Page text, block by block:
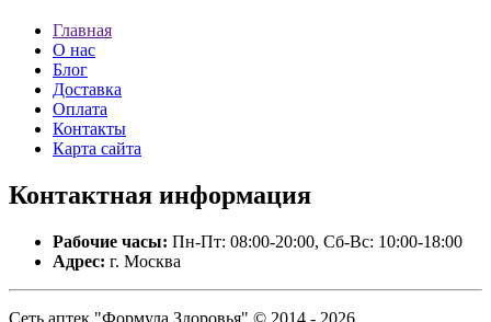
Главная
О нас
Блог
Доставка
Оплата
Контакты
Карта сайта
Контактная информация
Рабочие часы: Пн-Пт: 08:00-20:00, Сб-Вс: 10:00-18:00
Адрес: г. Москва
Сеть аптек "Формула Здоровья" © 2014 - 2026